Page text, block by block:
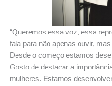
“Queremos essa voz, essa
fala para não apenas ouvir,
Desde o começo estamos
Gosto de destacar a
mulheres. Estamos